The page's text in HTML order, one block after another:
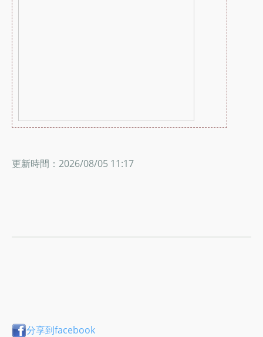
更新時間：2026/08/05 11:17
分享到facebook